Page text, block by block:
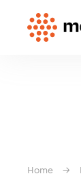
Home →